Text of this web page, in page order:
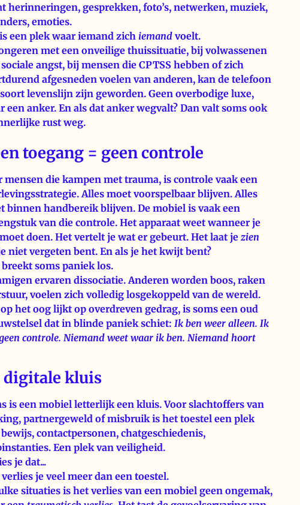
herinneringen, gesprekken, foto’s, netwerken, muziek,
emoties.
een plek waar iemand zich iemand voelt.
met een onveilige thuissituatie, bij volwassenen
angst, bij mensen die CPTSS hebben of zich
afgesneden voelen van anderen, kan de telefoon
levenslijn zijn geworden. Geen overbodige luxe,
een anker. En als dat anker wegvalt? Dan valt soms ook
rust weg.
toegang = geen controle
mensen die kampen met trauma, is controle vaak een
Alles moet voorspelbaar blijven. Alles
binnen handbereik blijven. De mobiel is vaak een
van die controle. Het apparaat weet wanneer je
doen. Het vertelt je wat er gebeurt. Het laat je zien
niet vergeten bent. En als je het kwijt bent?
breekt soms paniek los.
ervaren dissociatie. Anderen worden boos, raken
voelen zich volledig losgekoppeld van de wereld.
het oog lijkt op overdreven gedrag, is soms een oud
dat in blinde paniek schiet: Ik ben weer alleen. Ik
controle. Niemand weet waar ik ben. Niemand hoort
digitale kluis
is een mobiel letterlijk een kluis. Voor slachtoffers van
partnergeweld of misbruik is het toestel een plek
contactpersonen, chatgeschiedenis,
Een plek van veiligheid.
je dat...
je veel meer dan een toestel.
situaties is het verlies van een mobiel geen ongemak,